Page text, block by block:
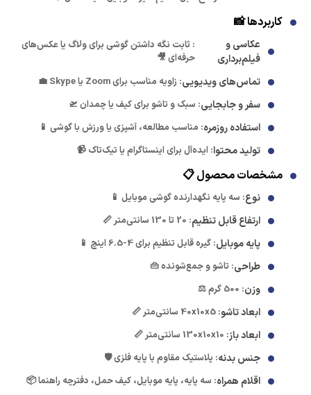
کاربردها 📸
عکاسی و
فیلم‌برداری
: ثابت نگه داشتن گوشی برای ولاگ یا عکس‌های
حرفه‌ای 🎥
تماس‌های ویدیویی: زاویه مناسب برای Zoom یا Skype 💼
سفر و جابجایی: سبک و تاشو برای کیف یا چمدان 🛫
استفاده روزمره: مناسب مطالعه، آشپزی یا ورزش با گوشی 📱
تولید محتوا: ایده‌آل برای اینستاگرام یا تیک‌تاک 📹
مشخصات محصول 📋
نوع: سه پایه نگهدارنده گوشی موبایل 📱
ارتفاع قابل تنظیم: 20 تا 130 سانتی‌متر 📏
پایه موبایل: گیره قابل تنظیم برای 4-6.5 اینچ 📱
طراحی: تاشو و جمع‌شونده 👜
وزن: 500 گرم ⚖️
ابعاد تاشو: 40x10x5 سانتی‌متر 📏
ابعاد باز: 130x10x10 سانتی‌متر 📏
جنس بدنه: پلاستیک مقاوم با پایه فلزی 🛡️
اقلام همراه: سه پایه، پایه موبایل، کیف حمل، دفترچه راهنما 📦